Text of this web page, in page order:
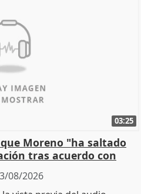
03:25
Moreno "ha saltado
tras acuerdo con
08/2026